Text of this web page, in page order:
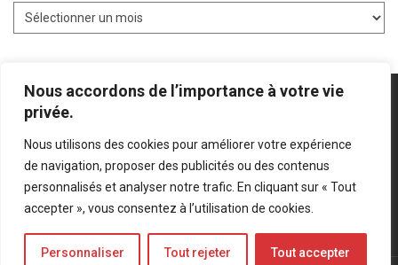
Nous accordons de l’importance à votre vie
privée.
Nous utilisons des cookies pour améliorer votre expérience
de navigation, proposer des publicités ou des contenus
personnalisés et analyser notre trafic. En cliquant sur « Tout
accepter », vous consentez à l’utilisation de cookies.
Personnaliser Tout rejeter Tout accepter
Mentions légales Politique de confidentialité
Bluesky
LinkedIn
Twitter